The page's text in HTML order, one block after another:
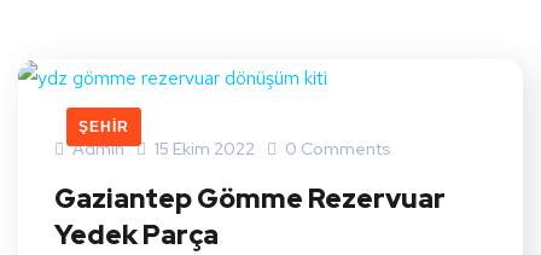
ŞEHIR
Admin 15 Ekim 2022 0 Comments
Gaziantep Gömme Rezervuar
Yedek Parça